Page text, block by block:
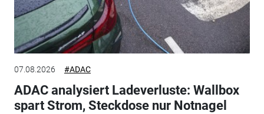
07.08.2026 #ADAC
ADAC analysiert Ladeverluste: Wallbox
spart Strom, Steckdose nur Notnagel